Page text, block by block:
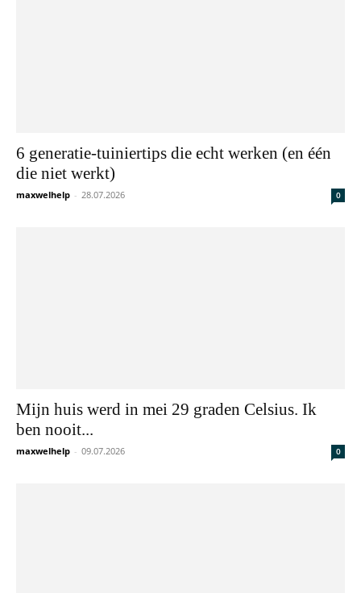
6 generatie-tuiniertips die echt werken (en één
die niet werkt)
maxwelhelp - 28.07.2026 0
Mijn huis werd in mei 29 graden Celsius. Ik
ben nooit...
maxwelhelp - 09.07.2026 0